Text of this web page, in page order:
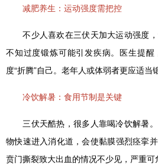
减肥养生：运动强度需把控
不少人喜欢在三伏天加大运动强度，
不知过度锻炼可能引发疾病。医生提
度“折腾”自己。老年人或体弱者更应适当
冷饮解暑：食用节制是关键
三伏天酷热，很多人靠喝冷饮解暑。
物快速进入消化道，会使黏膜强烈痉挛
贲门撕裂致大出血的情况不少见，严重可